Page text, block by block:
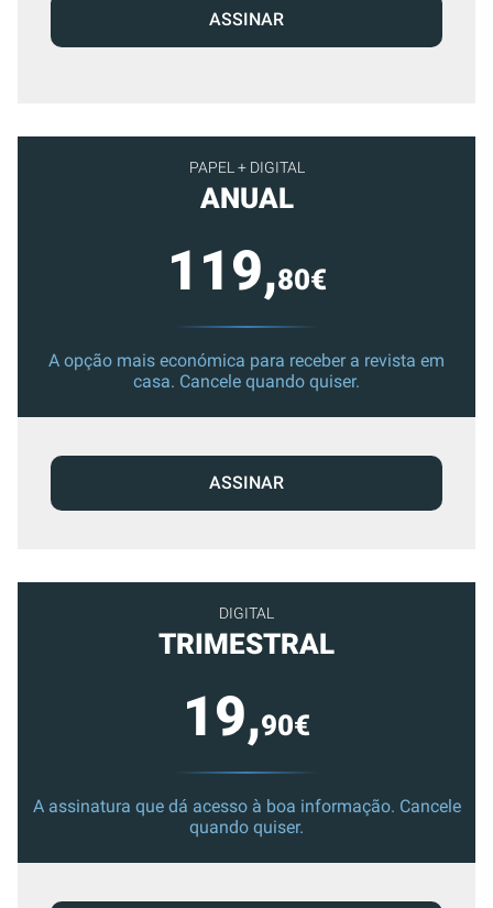
PAPEL + DIGITAL
ANUAL
119,80€
A opção mais económica para receber a revista em
casa. Cancele quando quiser.
ASSINAR
DIGITAL
TRIMESTRAL
19,90€
A assinatura que dá acesso à boa informação. Cancele
quando quiser.
ASSINAR